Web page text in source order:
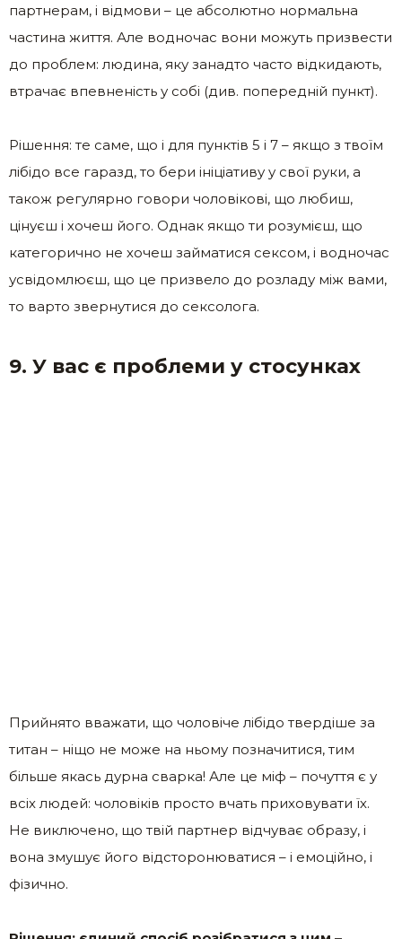
партнерам, і відмови – це абсолютно нормальна
частина життя. Але водночас вони можуть призвести
до проблем: людина, яку занадто часто відкидають,
втрачає впевненість у собі (див. попередній пункт).
Рішення: те саме, що і для пунктів 5 і 7 – якщо з твоїм
лібідо все гаразд, то бери ініціативу у свої руки, а
також регулярно говори чоловікові, що любиш,
цінуєш і хочеш його. Однак якщо ти розумієш, що
категорично не хочеш займатися сексом, і водночас
усвідомлюєш, що це призвело до розладу між вами,
то варто звернутися до сексолога.
9. У вас є проблеми у стосунках
Прийнято вважати, що чоловіче лібідо твердіше за
титан – ніщо не може на ньому позначитися, тим
більше якась дурна сварка! Але це міф – почуття є у
всіх людей: чоловіків просто вчать приховувати їх.
Не виключено, що твій партнер відчуває образу, і
вона змушує його відсторонюватися – і емоційно, і
фізично.